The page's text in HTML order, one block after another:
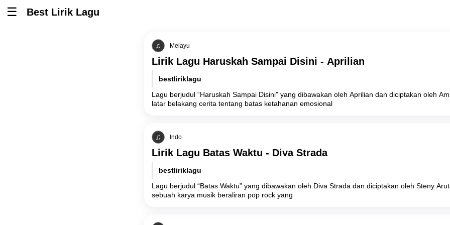
Tombol untuk membuka atau menutup menu
Best Lirik Lagu
Melayu
Lirik Lagu Haruskah Sampai Disini - Aprilian
bestliriklagu
Lagu berjudul “Haruskah Sampai Disini” yang dibawakan oleh Aprilian dan diciptakan oleh
latar belakang cerita tentang batas ketahanan emosional
Indo
Lirik Lagu Batas Waktu - Diva Strada
bestliriklagu
Lagu berjudul “Batas Waktu” yang dibawakan oleh Diva Strada dan diciptakan oleh Steny
sebuah karya musik beraliran pop rock yang